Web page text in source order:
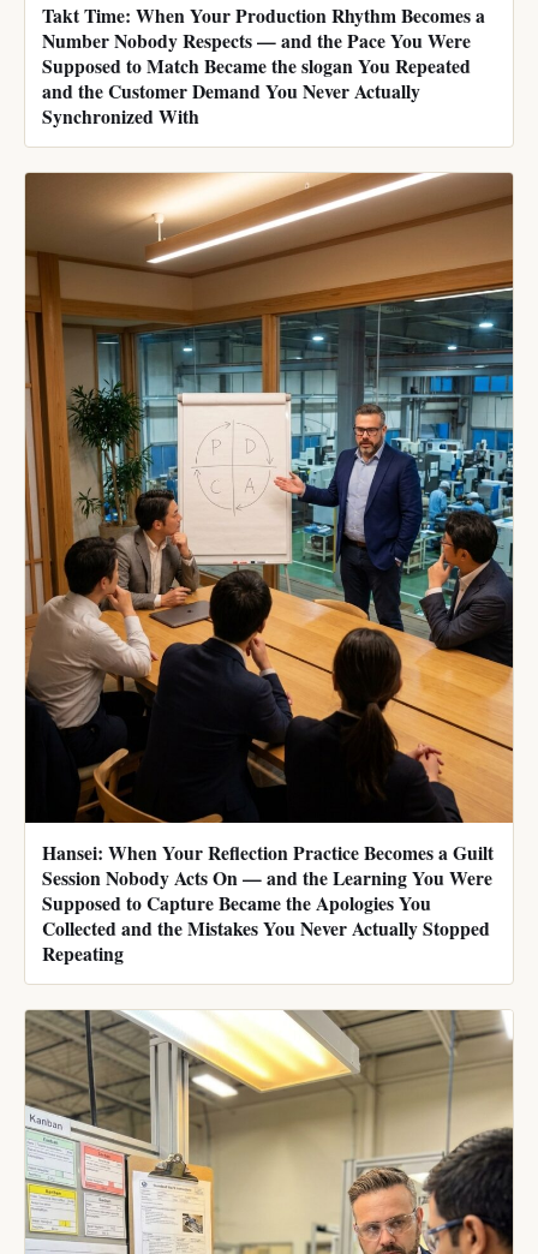
Takt Time: When Your Production Rhythm Becomes a
Number Nobody Respects — and the Pace You Were
Supposed to Match Became the slogan You Repeated
and the Customer Demand You Never Actually
Synchronized With
Hansei: When Your Reflection Practice Becomes a Guilt
Session Nobody Acts On — and the Learning You Were
Supposed to Capture Became the Apologies You
Collected and the Mistakes You Never Actually Stopped
Repeating